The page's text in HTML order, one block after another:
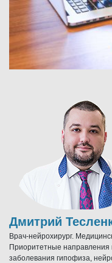
Дмитрий
Врач-нейрохирург.
Приоритетные направления
заболевания гипофиза,